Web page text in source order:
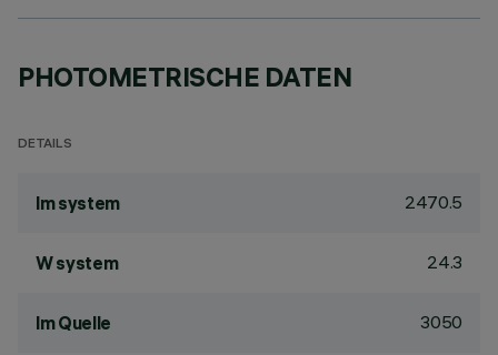
PHOTOMETRISCHE DATEN
DETAILS
lm system 2470.5
W system 24.3
lm Quelle 3050